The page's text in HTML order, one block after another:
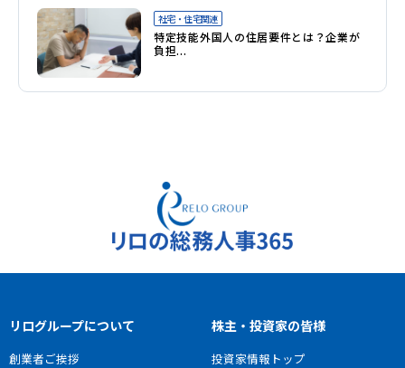
福利厚生
カフェテリアプラン
社宅・住宅関連
特定技能外国人の住居要件とは？企業が
負担...
リログループについて
創業者ご挨拶
株主・投資家の皆様
投資家情報トップ